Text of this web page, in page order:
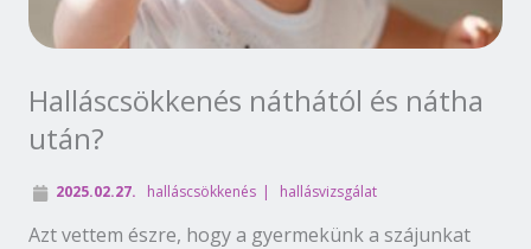
Halláscsökkenés náthától és nátha
után?
2025.02.27. halláscsökkenés hallásvizsgálat
Azt vettem észre, hogy a gyermekünk a szájunkat